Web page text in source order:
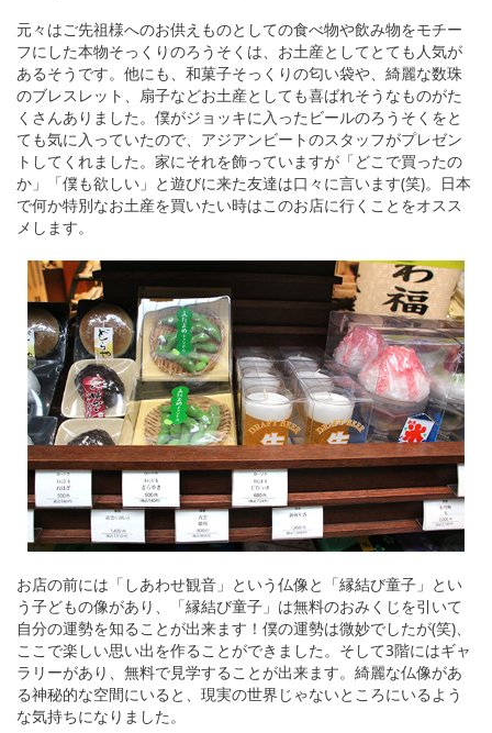
元々はご先祖様へのお供えものとしての食べ物や飲み物をモチー
フにした本物そっくりのろうそくは、お土産としてとても人気が
あるそうです。他にも、和菓子そっくりの匂い袋や、綺麗な数珠
のブレスレット、扇子などお土産としても喜ばれそうなものがた
くさんありました。僕がジョッキに入ったビールのろうそくをと
ても気に入っていたので、アジアンビートのスタッフがプレゼン
トしてくれました。家にそれを飾っていますが「どこで買ったの
か」「僕も欲しい」と遊びに来た友達は口々に言います(笑)。日本
で何か特別なお土産を買いたい時はこのお店に行くことをオスス
メします。
お店の前には「しあわせ観音」という仏像と「縁結び童子」とい
う子どもの像があり、「縁結び童子」は無料のおみくじを引いて
自分の運勢を知ることが出来ます！僕の運勢は微妙でしたが(笑)、
ここで楽しい思い出を作ることができました。そして3階にはギャ
ラリーがあり、無料で見学することが出来ます。綺麗な仏像があ
る神秘的な空間にいると、現実の世界じゃないところにいるよう
な気持ちになりました。